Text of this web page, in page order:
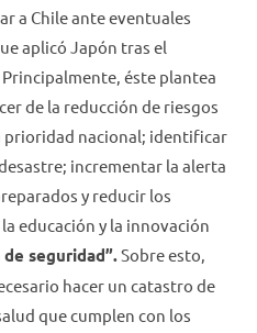
a Chile ante eventuales
aplicó Japón tras el
éste plantea
de la reducción de riesgos
prioridad nacional; identificar
incrementar la alerta
y reducir los
educación y la innovación
seguridad”.Sobre esto,
hacer un catastro de
que cumplen con los